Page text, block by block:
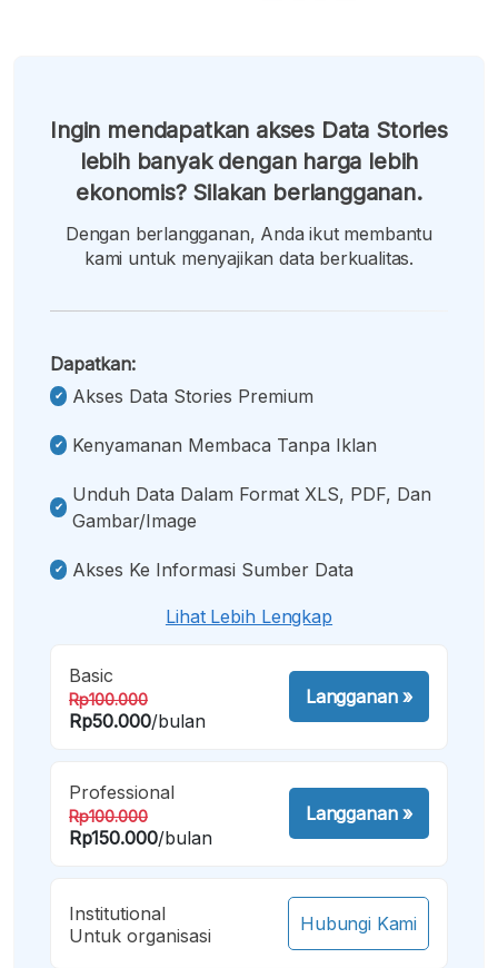
Ingin mendapatkan akses Data Stories
lebih banyak dengan harga lebih
ekonomis? Silakan berlangganan.
Dengan berlangganan, Anda ikut membantu
kami untuk menyajikan data berkualitas.
Dapatkan:
Akses Data Stories Premium
Kenyamanan Membaca Tanpa Iklan
Unduh Data Dalam Format XLS, PDF, Dan
Gambar/image
Akses Ke Informasi Sumber Data
Lihat Lebih Lengkap
Basic
Rp100.000
Rp50.000/bulan
Langganan»
Professional
Rp100.000
Rp150.000/bulan
Langganan»
Institutional
Untuk organisasi
Hubungi Kami